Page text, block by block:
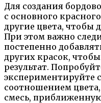
Для создания
с основного
другие цвета, чтобы
При этом важно
постепенно
других красок,
результат.
экспериментируйте
соотношением
смесь,